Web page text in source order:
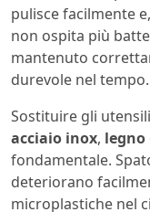
pulisce facilmente
non ospita più
mantenuto
durevole nel tempo.
Sostituire gli
acciaio inox, legno
fondamentale.
deteriorano
microplastiche nel